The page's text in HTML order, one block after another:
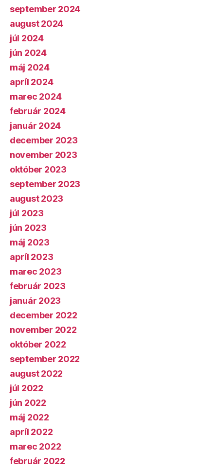
september 2024
august 2024
júl 2024
jún 2024
máj 2024
apríl 2024
marec 2024
február 2024
január 2024
december 2023
november 2023
október 2023
september 2023
august 2023
júl 2023
jún 2023
máj 2023
apríl 2023
marec 2023
február 2023
január 2023
december 2022
november 2022
október 2022
september 2022
august 2022
júl 2022
jún 2022
máj 2022
apríl 2022
marec 2022
február 2022